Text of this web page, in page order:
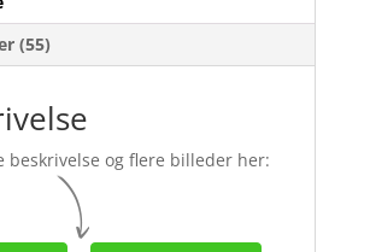
(55)
beskrivelse og flere billeder her: